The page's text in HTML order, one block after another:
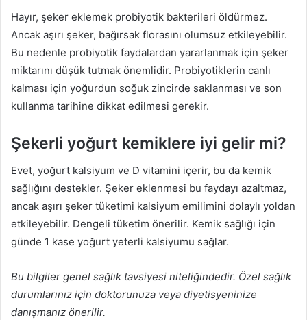
Hayır, şeker eklemek probiyotik bakterileri öldürmez.
Ancak aşırı şeker, bağırsak florasını olumsuz etkileyebilir.
Bu nedenle probiyotik faydalardan yararlanmak için şeker
miktarını düşük tutmak önemlidir. Probiyotiklerin canlı
kalması için yoğurdun soğuk zincirde saklanması ve son
kullanma tarihine dikkat edilmesi gerekir.
Şekerli yoğurt kemiklere iyi gelir mi?
Evet, yoğurt kalsiyum ve D vitamini içerir, bu da kemik
sağlığını destekler. Şeker eklenmesi bu faydayı azaltmaz,
ancak aşırı şeker tüketimi kalsiyum emilimini dolaylı yoldan
etkileyebilir. Dengeli tüketim önerilir. Kemik sağlığı için
günde 1 kase yoğurt yeterli kalsiyumu sağlar.
Bu bilgiler genel sağlık tavsiyesi niteliğindedir. Özel sağlık
durumlarınız için doktorunuza veya diyetisyeninize
danışmanız önerilir.